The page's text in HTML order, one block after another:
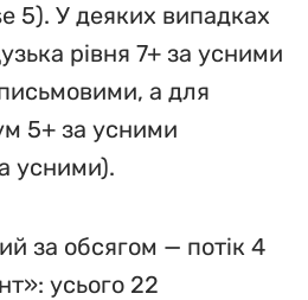
5). У деяких випадках
рівня 7+ за усними
а для
5+ за усними
усними).
за обсягом — потік 4
усього 22